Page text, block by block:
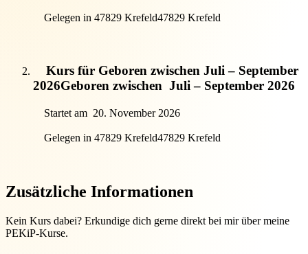
Gelegen in 47829 Krefeld47829 Krefeld
Kurs für Geboren zwischen Juli – September
2026Geboren zwischen Juli – September 2026
Startet am 20. November 2026
Gelegen in 47829 Krefeld47829 Krefeld
Zusätzliche Informationen
Kein Kurs dabei? Erkundige dich gerne direkt bei mir über meine
PEKiP-Kurse.